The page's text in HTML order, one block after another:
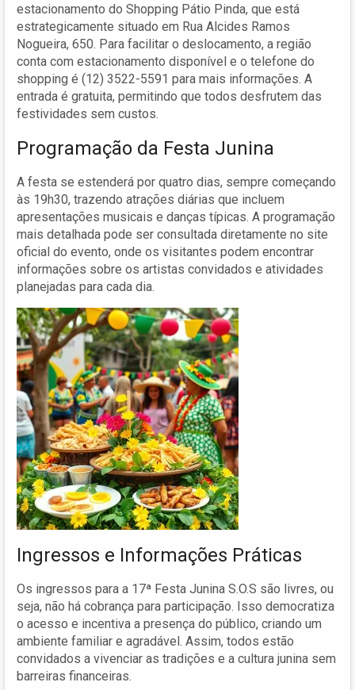
estacionamento do Shopping Pátio Pinda, que está
estrategicamente situado em Rua Alcides Ramos
Nogueira, 650. Para facilitar o deslocamento, a região
conta com estacionamento disponível e o telefone do
shopping é (12) 3522-5591 para mais informações. A
entrada é gratuita, permitindo que todos desfrutem das
festividades sem custos.
Programação da Festa Junina
A festa se estenderá por quatro dias, sempre começando
às 19h30, trazendo atrações diárias que incluem
apresentações musicais e danças típicas. A programação
mais detalhada pode ser consultada diretamente no site
oficial do evento, onde os visitantes podem encontrar
informações sobre os artistas convidados e atividades
planejadas para cada dia.
Ingressos e Informações Práticas
Os ingressos para a 17ª Festa Junina S.O.S são livres, ou
seja, não há cobrança para participação. Isso democratiza
o acesso e incentiva a presença do público, criando um
ambiente familiar e agradável. Assim, todos estão
convidados a vivenciar as tradições e a cultura junina sem
barreiras financeiras.